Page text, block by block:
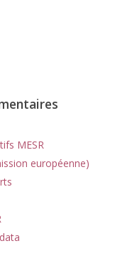
MESR
européenne)